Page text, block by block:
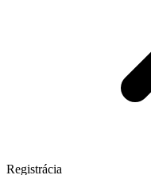
Registrácia